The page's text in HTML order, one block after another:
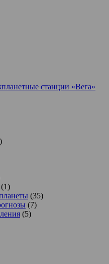
станции «Вега»
(1)
(35)
(7)
(5)